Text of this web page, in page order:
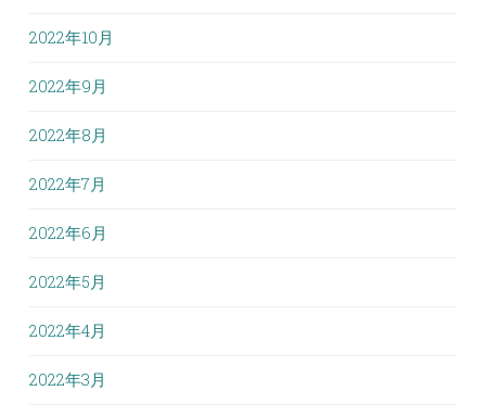
2022年10月
2022年9月
2022年8月
2022年7月
2022年6月
2022年5月
2022年4月
2022年3月